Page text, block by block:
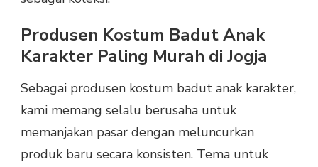
Produsen Kostum Badut Anak
Karakter Paling Murah di Jogja
Sebagai produsen kostum badut anak karakter,
kami memang selalu berusaha untuk
memanjakan pasar dengan meluncurkan
produk baru secara konsisten. Tema untuk